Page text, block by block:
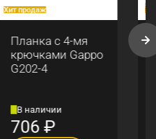
Хит продаж
Планка с 4-мя
крючками Gappo
G202-4
В наличии
706₽